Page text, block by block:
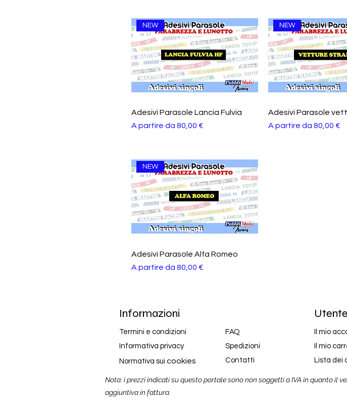
NEW
Adesivi Parasole Lancia Fulvia
A partire da 80,00 €
Prezzo scontato
NEW
Adesivi Parasole
A partire da 80,00 €
Prezzo scontato
NEW
Adesivi Parasole Alfa Romeo
A partire da 80,00 €
Prezzo scontato
Informazioni
Termini e condizioni
Informativa privacy
Normativa sui cookies
Utente
FAQ
Il mio
Spedizioni
Il mio
Contatti
Lista dei
Nota: i prezzi indicati su questo portale sono non soggetti a IVA in quanto il
aggiuntiva in fattura.